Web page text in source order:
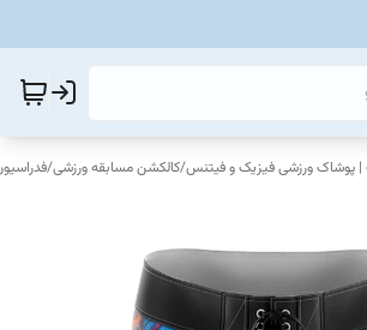
| پوشاک ورزشی فیزیک و فیتنس/کالکشن مسابقه ورزشی/